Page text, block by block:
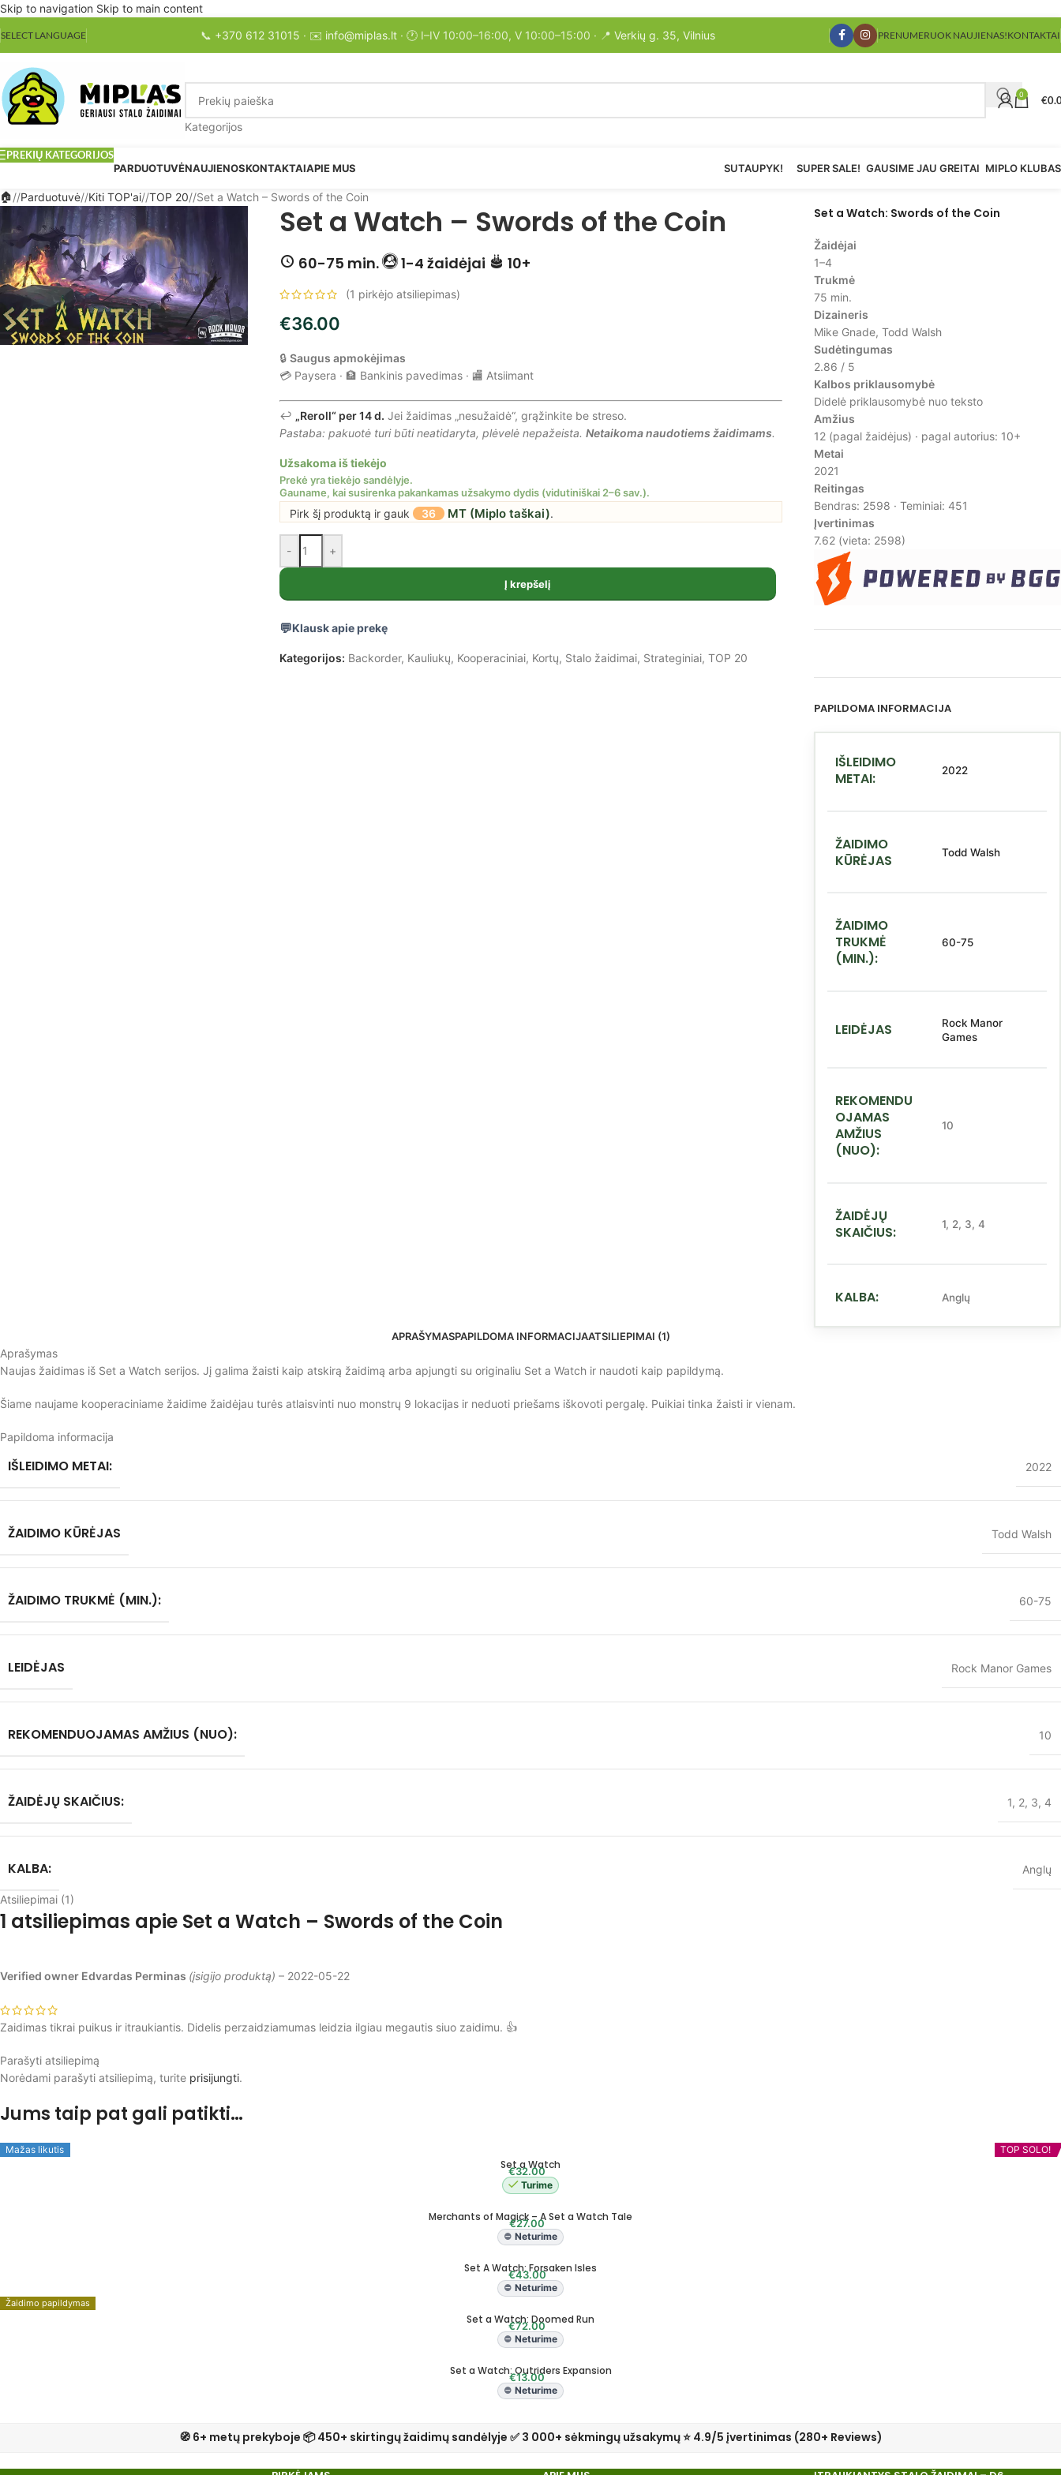
Skip to navigation Skip to main content
SELECT LANGUAGE 📞 +370 612 31015 · ✉️ info@miplas.lt · 🕐 I–IV 10:00–16:00, V 10:00–15:00 · 📍 Verkių g. 35, Vilnius PRENUMERUOK NAUJIENAS!KONTAKTAI
Kategorijos
0 €
PREKIŲ KATEGORIJOS
PARDUOTUVĖNAUJIENOSKONTAKTAIAPIE MUS SUTAUPYK! SUPER SALE! GAUSIME JAU GREITAI MIPLO KLUBAS
/ Parduotuvė/ Kiti TOP'ai/ TOP 20/ Set a Watch – Swords of the Coin
Set a Watch – Swords of the Coin
60-75 min. 1-4 žaidėjai 10+
(1 pirkėjo atsiliepimas)
€36.00
🔒 Saugus apmokėjimas
💳 Paysera · 🏦 Bankinis pavedimas · 🏬 Atsiimant
↩️ „Reroll“ per 14 d. Jei žaidimas „nesužaidė“, grąžinkite be streso.
Pastaba: pakuotė turi būti neatidaryta, plėvelė nepažeista. Netaikoma naudotiems žaidimams.
Užsakoma iš tiekėjo
Pirk šį produktą ir gauk 36 MT (Miplo taškai).
- +
Į krepšelį
Klausk apie prekę
Kategorijos: Backorder, Kauliukų, Kooperaciniai, Kortų, Stalo žaidimai, Strateginiai, TOP 20
Set a Watch: Swords of the Coin
Žaidėjai
1–4
Trukmė
75 min.
Dizaineris
Mike Gnade, Todd Walsh
Sudėtingumas
2.86 / 5
Kalbos priklausomybė
Didelė priklausomybė nuo teksto
Amžius
12 (pagal žaidėjus) · pagal autorius: 10+
Metai
2021
Reitingas
Bendras: 2598 · Teminiai: 451
Įvertinimas
7.62 (vieta: 2598)
PAPILDOMA INFORMACIJA
IŠLEIDIMO
METAI:
2022
ŽAIDIMO
KŪRĖJAS
Todd Walsh
ŽAIDIMO
TRUKMĖ
(MIN.):
60-75
LEIDĖJAS
Rock Manor
Games
REKOMENDU
OJAMAS
AMŽIUS
(NUO):
10
ŽAIDĖJŲ
SKAIČIUS:
1, 2, 3,4
KALBA: Anglų
APRAŠYMASPAPILDOMA INFORMACIJAATSILIEPIMAI (1)
Aprašymas
Naujas žaidimas iš Set a Watch serijos. Jį galima žaisti kaip atskirą žaidimą arba apjungti su originaliu Set a Watch ir naudoti kaip papildymą.
Šiame naujame kooperaciniame žaidime žaidėjau turės atlaisvinti nuo monstrų 9 lokacijas ir neduoti priešams iškovoti pergalę. Puikiai tinka žaisti ir vienam.
Papildoma informacija
IŠLEIDIMO METAI: 2022
ŽAIDIMO KŪRĖJAS Todd Walsh
ŽAIDIMO TRUKMĖ (MIN.): 60-75
LEIDĖJAS Rock Manor Games
REKOMENDUOJAMAS AMŽIUS (NUO): 10
ŽAIDĖJŲ SKAIČIUS: 1, 2, 3, 4
KALBA: Anglų
Atsiliepimai (1)
1 atsiliepimas apie Set a Watch – Swords of the Coin
Verified owner Edvardas Perminas (įsigijo produktą) – 2022-05-22
Zaidimas tikrai puikus ir itraukiantis. Didelis perzaidziamumas leidzia ilgiau megautis siuo zaidimu. 👍
Parašyti atsiliepimą
Norėdami parašyti atsiliepimą, turite prisijungti.
Jums taip pat gali patikti…
Mažas likutis TOP SOLO!
Set a Watch
€32.00
Turime
Merchants of Magick – A Set a Watch Tale
€27.00
Neturime
Set A Watch: Forsaken Isles
€43.00
Neturime
Žaidimo papildymas
Set a Watch: Doomed Run
€72.00
Neturime
Set a Watch: Outriders Expansion
€13.00
Neturime
🧭 6+ metų prekyboje 📦 450+ skirtingų žaidimų sandėlyje ✅ 3 000+ sėkmingų užsakymų ⭐ 4.9/5 įvertinimas (280+ Reviews)